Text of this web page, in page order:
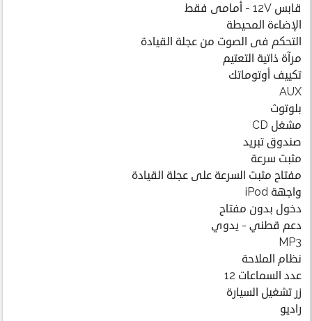
قابس 12V - أمامى فقط
الإضاءة المحيطة
التحكم فى الصوت من عجلة القيادة
مرآة ذاتية التعتيم
تكييف أوتوماتك
AUX
بلوتوث
مشغل CD
صندوق تبريد
مثبت سرعة
مفتاح مثبت السرعة على عجلة القيادة
واجهة iPod
دخول بدون مفتاح
دعم قطني - يدوي
MP3
نظام الملاحة
عدد السماعات 12
زر تشغيل السيارة
راديو